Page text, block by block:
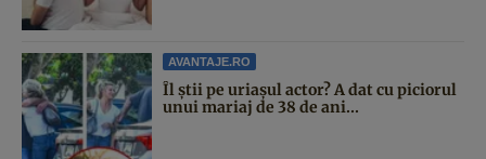
AVANTAJE.RO
Îl știi pe uriașul actor? A dat cu piciorul
unui mariaj de 38 de ani...